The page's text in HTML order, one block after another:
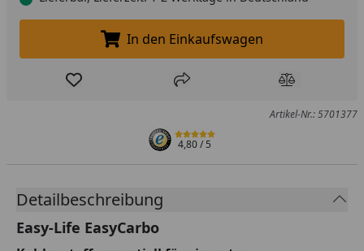
In den Einkaufswagen legen
In den Einkaufswagen
Produkt zur Wunschliste hinzufügen
Teilen Produkt
Artikel-Nr.: 5701377
4,80/ 5
Detailbeschreibung
Easy-Life EasyCarbo